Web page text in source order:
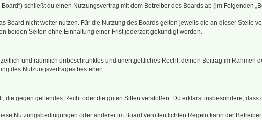
schließt du einen Nutzungsvertrag mit dem Betreiber des Boards ab (im Folgenden
Board nicht weiter nutzen. Für die Nutzung des Boards gelten jeweils die an dieser Stelle
beiden Seiten ohne Einhaltung einer Frist jederzeit gekündigt werden.
und räumlich unbeschränktes und unentgeltliches Recht, deinen Beitrag im Rahmen
des Nutzungsvertrages bestehen.
die gegen geltendes Recht oder die guten Sitten verstoßen. Du erklärst insbesondere,
Nutzungsbedingungen oder anderer im Board veröffentlichten Regeln kann der